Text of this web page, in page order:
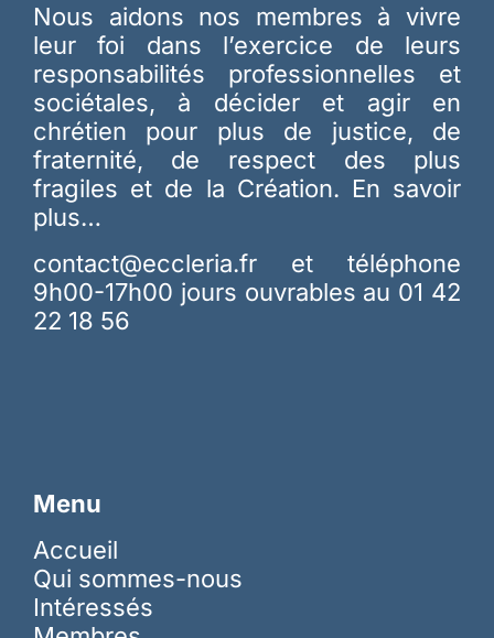
Nous aidons nos membres à vivre
leur foi dans l’exercice de leurs
responsabilités professionnelles et
sociétales, à décider et agir en
chrétien pour plus de justice, de
fraternité, de respect des plus
fragiles et de la Création. En savoir
plus…
contact@eccleria.fr et téléphone
9h00-17h00 jours ouvrables au 01 42
22 18 56
Menu
Accueil
Qui sommes-nous
Intéressés